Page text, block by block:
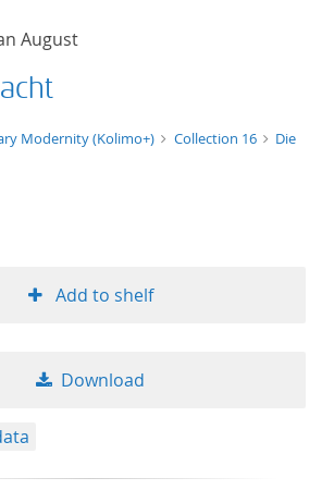
August
Modernity (Kolimo+) Collection 16
Die
Add to shelf
Download